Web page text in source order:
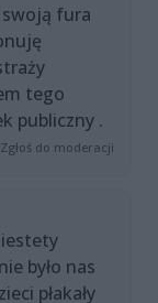
fura
tego
publiczny .
Zgłoś do moderacji
było nas
płakały